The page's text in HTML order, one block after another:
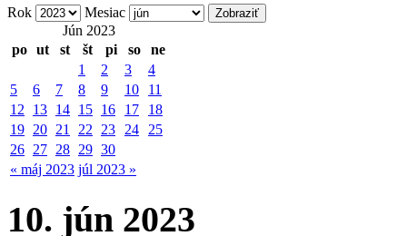
Rok
Mesiac
Jún 2023
po ut st št pi so ne
« máj 2023 júl 2023 »
1 2 3
4
5
6 7 8 9 10
11
12
13 14 15 16 17
18
19 20 21 22 23 24
25
26 27 28 29 30
10. jún 2023